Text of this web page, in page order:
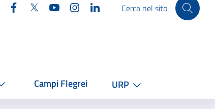
Facebook
Twitter YouTube InstagramLinkedinCerca nel sito
Campi Flegrei URP